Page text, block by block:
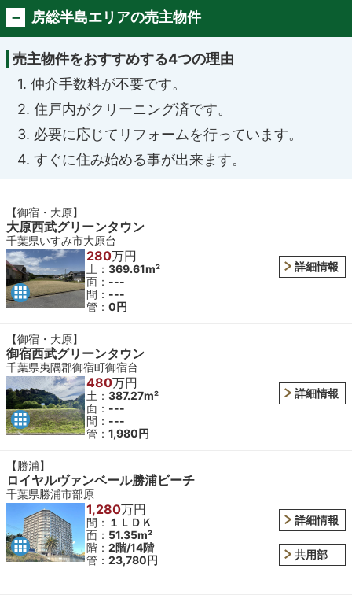
房総半島エリアの売主物件
売主物件をおすすめする4つの理由
1. 仲介手数料が不要です。
2. 住戸内がクリーニング済です。
3. 必要に応じてリフォームを行っています。
4. すぐに住み始める事が出来ます。
【御宿・大原】
大原西武グリーンタウン
千葉県いすみ市大原台
280万円
土： 369.61m²
面： ---
間： ---
管： 0円
詳細情報
【御宿・大原】
御宿西武グリーンタウン
千葉県夷隅郡御宿町御宿台
480万円
土： 387.27m²
面： ---
間： ---
管： 1,980円
詳細情報
【勝浦】
ロイヤルヴァンベール勝浦ビーチ
千葉県勝浦市部原
1,280万円
間： １ＬＤＫ
面： 51.35m²
階： 2階/14階
管： 23,780円
詳細情報
共用部